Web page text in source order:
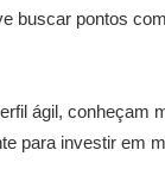
buscar pontos
ágil, conheçam
para investir em